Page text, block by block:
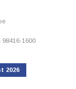
1600
2026